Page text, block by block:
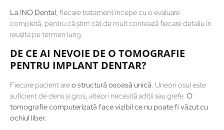
La INO Dental, fiecare tratament începe cu o evaluare
completă, pentru că știm cât de mult contează fiecare detaliu în
reușita pe termen lung.
DE CE AI NEVOIE DE O TOMOGRAFIE
PENTRU IMPLANT DENTAR?
Fiecare pacient areo structură osoasă unică. Uneori osul este
suficient de dens și gros, alteori necesită adiții sau grefe. O
tomografie computerizată face vizibil ce nu poate fi văzut cu
ochiul liber.